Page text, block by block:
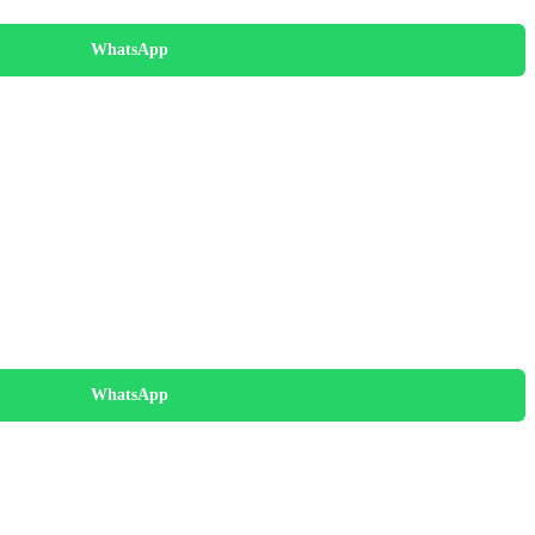
WhatsApp
WhatsApp